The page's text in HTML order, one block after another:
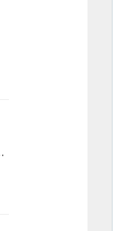
どころを聴くと、映画をより深く楽しめます！